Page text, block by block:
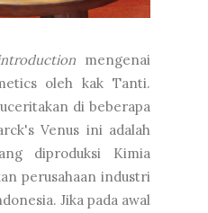
mengenai
oleh kak Tanti.
di beberapa
Venus ini adalah
diproduksi Kimia
perusahaan industri
Jika pada awal